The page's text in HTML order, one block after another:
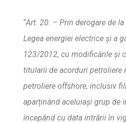
“Art. 20. – Prin derogare de
Legea energiei electriceși a
123/2012, cu modificărileși
titularii de acorduri petroliere
petroliere offshore, inclusiv
aparținând aceluiași grup de
începând cu data intrării în